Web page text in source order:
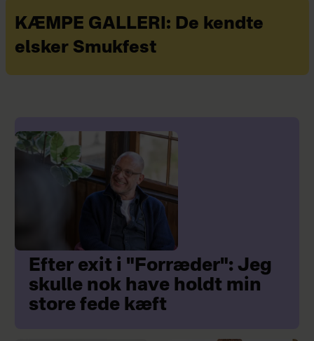
KÆMPE GALLERI: De kendte
elsker Smukfest
Efter exit i "Forræder": Jeg
skulle nok have holdt min
store fede kæft